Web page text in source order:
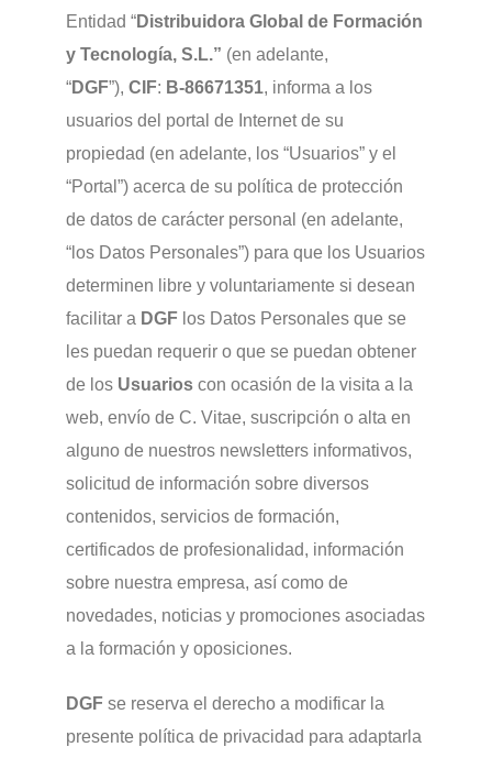
Entidad “Distribuidora Global de Formación
y Tecnología, S.L.” (en adelante,
“DGF”), CIF: B-86671351, informa a los
usuarios del portal de Internet de su
propiedad (en adelante, los “Usuarios” y el
“Portal”) acerca de su política de protección
de datos de carácter personal (en adelante,
“los Datos Personales”) para que los Usuarios
determinen libre y voluntariamente si desean
facilitar a DGF los Datos Personales que se
les puedan requerir o que se puedan obtener
de los Usuarios con ocasión de la visita a la
web, envío de C. Vitae, suscripción o alta en
alguno de nuestros newsletters informativos,
solicitud de información sobre diversos
contenidos, servicios de formación,
certificados de profesionalidad, información
sobre nuestra empresa, así como de
novedades, noticias y promociones asociadas
a la formación y oposiciones.
DGF se reserva el derecho a modificar la
presente política de privacidad para adaptarla